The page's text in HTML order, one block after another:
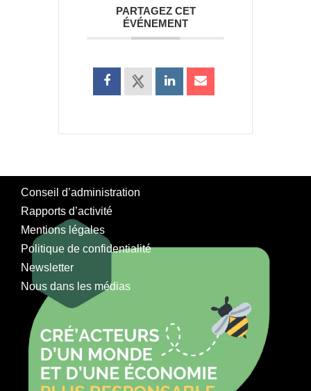
PARTAGEZ CET
ÉVÉNEMENT
Conseil d’administration
Rapports d’activité
Mentions légales
Politique de confidentialité
Newsletter
Nous dans les médias